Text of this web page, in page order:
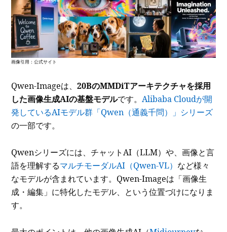
画像引用：公式サイト
Qwen-Imageは、20BのMMDiTアーキテクチャを採用
した画像生成AIの基盤モデルです。Alibaba Cloudが開
発しているAIモデル群「Qwen（通義千問）」シリーズ
の一部です。
Qwenシリーズには、チャットAI（LLM）や、画像と言
語を理解するマルチモーダルAI（Qwen-VL） など様々
なモデルが含まれています。Qwen-Imageは「画像生
成・編集」に特化したモデル、という位置づけになりま
す。